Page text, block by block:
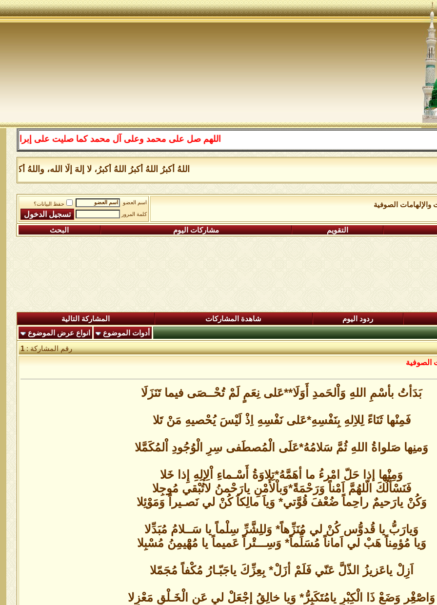
اللهم صل على محمد وعلى آل محمد كما صليت على إبراهيم وعلى آل
اللهُ أكبرُ اللهُ أكبرُ اللهُ أكبرُ، لا إلهَ إلَّا الله، واللهُ أكبر
واﻹلهامات الصوفية اسم العضو
حفظ البيانات؟
كلمة المرور
التقويم مشاركات اليوم البحث
ردود اليوم شاهدة المشاركات
المشاركة التالية
أدوات الموضوع
انواع عرض الموضوع
رقم المشاركة :1
الصوفية
بَدَأتُ بأسْمِ اللهِ وَاْلحَمدِ أَوَلَا**عَلى نِعَمٍ لَمْ تُحْــصَى فيما تَنَزَلَا
فَمِنْها ثَنَاءً لِلاِلهِ بِنَفْسِهِ*عَلى نَفْسِهِ اِذْ لَيْسَ يُحْصيهِ مَنْ تَلا
وَمنِها صَلواةُ اللهِ ثُمَّ سَلامُهُ*عَلَى الْمُصطَفى سِرِ الْوُجُودِ اْلمُكَمَّلا
وَمِنْها إذا حَلّ امْرءُ ما أهَمَّهُ*تِلاوَةُ أَسْـماءِ اْلِإلِهِ إِذا خَلا
فَنَسْأَلُكَ الّلهُمَّ اَمْناً وَرَحْمَةً*وَباْلأَمْنِ يارَحْمنُ لاتُبْقي مُوجِلا
وَكُنْ يارَحيمٌ راحِماً ضُعْفَ قُوَّتي* وَياَ مالِكاَ كُنْ لي نَصـيراً وَمَوْئِلا
وَيارَبُّ يا قُدوُّس كُنْ لي مُنَزِّهاً* وَللِشَّرِّ سِلْماً يا سَــلامُ مُبَدِّلا
وَيا مُؤمِناً هَبْ لي اَماناً مُسَلِّماً* وَسِـــتْراً عَميماً يا مُهَْيمِنُ مُسْبِلا
اَزِلْ ياعَزيزُ الذّلَّ عَنّي فَلَمْ أزَلْ* بِعِزِّكَ ياجَبّـارُ مُكْفاً مُجَمّلا
وَاصَْغِْر وَضَعْ ذَا الْكِبْرِ يامُتَكَبِرُّ* وَيا خالِقُ إجْعَلْ لي عَنِ الْخَـلْقِ مَعْزِلا